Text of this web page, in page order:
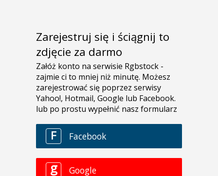
Zarejestruj się i ściągnij to
zdjęcie za darmo